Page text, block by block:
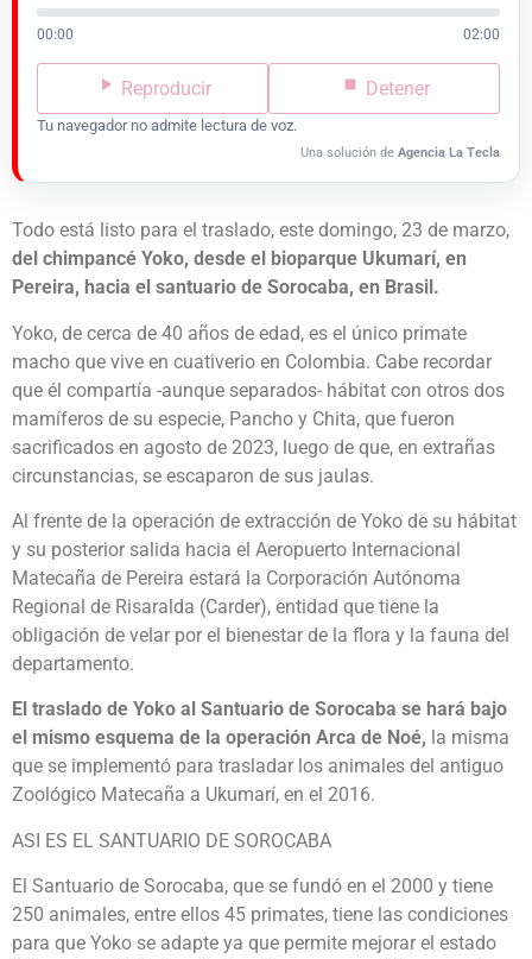
00:00 02:00
Reproducir Detener
Tu navegador no admite lectura de voz.
Una solución de Agencia La Tecla
Todo está listo para el traslado, este domingo, 23 de marzo,
del chimpancé Yoko, desde el bioparque Ukumarí, en
Pereira, hacia el santuario de Sorocaba, en Brasil.
Yoko, de cerca de 40 años de edad, es el único primate
macho que vive en cuativerio en Colombia. Cabe recordar
que él compartía -aunque separados- hábitat con otros dos
mamíferos de su especie, Pancho y Chita, que fueron
sacrificados en agosto de 2023, luego de que, en extrañas
circunstancias, se escaparon de sus jaulas.
Al frente de la operación de extracción de Yoko de su hábitat
y su posterior salida hacia el Aeropuerto Internacional
Matecaña de Pereira estará la Corporación Autónoma
Regional de Risaralda (Carder), entidad que tiene la
obligación de velar por el bienestar de la flora y la fauna del
departamento.
El traslado de Yoko al Santuario de Sorocaba se hará bajo
el mismo esquema de la operación Arca de Noé, la misma
que se implementó para trasladar los animales del antiguo
Zoológico Matecaña a Ukumarí, en el 2016.
ASI ES EL SANTUARIO DE SOROCABA
El Santuario de Sorocaba, que se fundó en el 2000 y tiene
250 animales, entre ellos 45 primates, tiene las condiciones
para que Yoko se adapte ya que permite mejorar el estado